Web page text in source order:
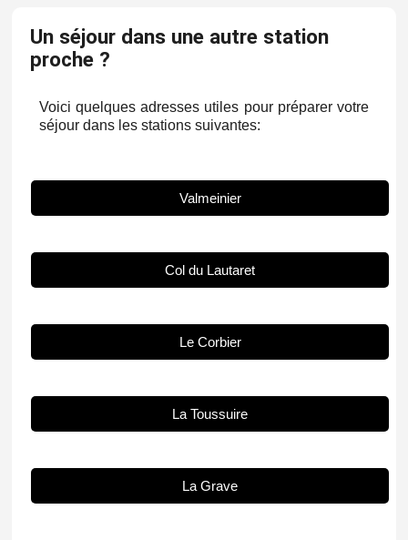
Un séjour dans une autre station
proche ?
Voici quelques adresses utiles pour préparer votre
séjour dans les stations suivantes:
Valmeinier
Col du Lautaret
Le Corbier
La Toussuire
La Grave